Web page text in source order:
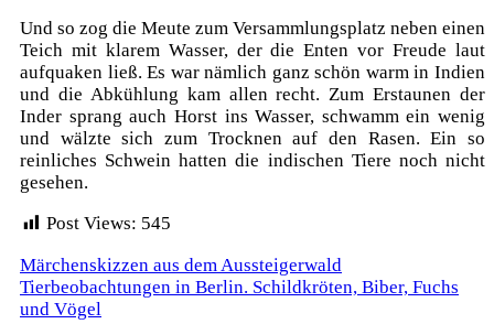
Und so zog die Meute zum Versammlungsplatz neben einen
Teich mit klarem Wasser, der die Enten vor Freude laut
aufquaken ließ. Es war nämlich ganz schön warm in Indien
und die Abkühlung kam allen recht. Zum Erstaunen der
Inder sprang auch Horst ins Wasser, schwamm ein wenig
und wälzte sich zum Trocknen auf den Rasen. Ein so
reinliches Schwein hatten die indischen Tiere noch nicht
gesehen.
Post Views: 545
Beitragsnavigation
Märchenskizzen aus dem Aussteigerwald
Tierbeobachtungen in Berlin. Schildkröten, Biber, Fuchs
und Vögel